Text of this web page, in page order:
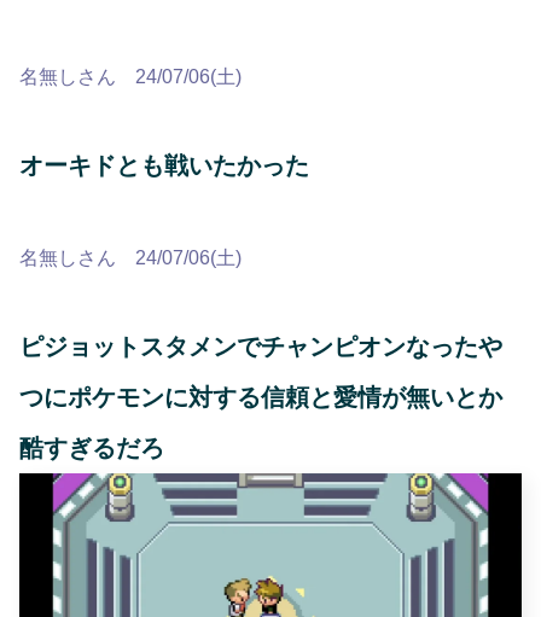
名無しさん 24/07/06(土)
オーキドとも戦いたかった
名無しさん 24/07/06(土)
ピジョットスタメンでチャンピオンなったや
つにポケモンに対する信頼と愛情が無いとか
酷すぎるだろ